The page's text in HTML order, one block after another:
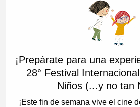
¡Prepárate para una
28° Festival
Niños (...y no tan
¡Este fin de semana vive el cine